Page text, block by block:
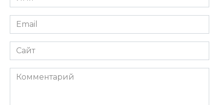
*
Email
*
Сайт
Комментарий